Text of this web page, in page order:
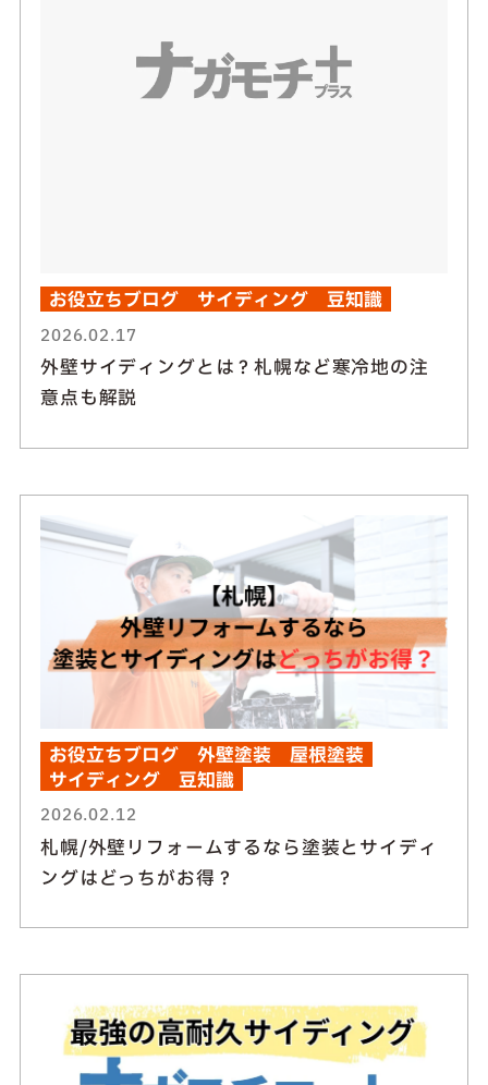
お役立ちブログ サイディング 豆知識
2026.02.17
外壁サイディングとは？札幌など寒冷地の注
意点も解説
お役立ちブログ 外壁塗装
屋根塗装
サイディング
豆知識
2026.02.12
札幌/外壁リフォームするなら塗装とサイディ
ングはどっちがお得？